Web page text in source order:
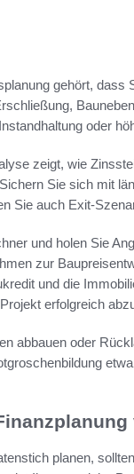
gehört,
oder
zeigt, wie
Sie sich mit
Sie auch Exit-
und holen Sie
zur
und die
erfolgreich
abbauen oder
planen,